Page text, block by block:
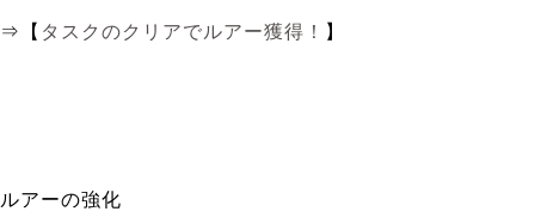
⇒【 タスクのクリアでルアー獲得！ 】
ルアーの強化